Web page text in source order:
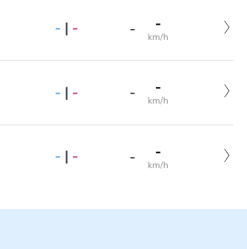
- | - - -
km/h
- | - - -
km/h
- | - - -
km/h